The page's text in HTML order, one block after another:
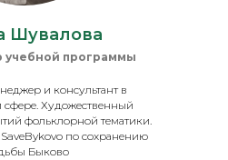
Шувалова
учебной программы
и консультант в
сфере. Художественный
фольклорной тематики.
по сохранению
Быково